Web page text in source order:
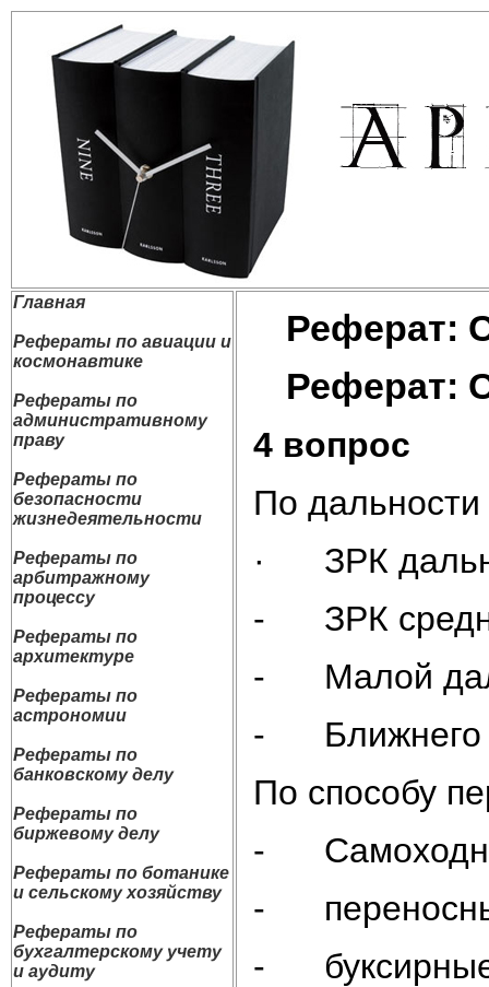
Главная
Рефераты по авиации и
космонавтике
Рефераты по
административному
праву
Рефераты по
безопасности
жизнедеятельности
Рефераты по
арбитражному
процессу
Рефераты по
архитектуре
Рефераты по
астрономии
Рефераты по
банковскому делу
Рефераты по
биржевому делу
Рефераты по ботанике
и сельскому хозяйству
Рефераты по
бухгалтерскому учету
и аудиту
Реферат:
Реферат:
4 вопрос
По
· ЗРК
- ЗРК
- Малой
- Ближнего
По способу
-
-
-